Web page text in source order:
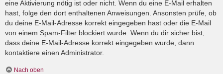
eine Aktivierung nötig ist oder nicht. Wenn du eine E-Mail erhalten
hast, folge den dort enthaltenen Anweisungen. Ansonsten prüfe, ob
du deine E-Mail-Adresse korrekt eingegeben hast oder die E-Mail
von einem Spam-Filter blockiert wurde. Wenn du dir sicher bist,
dass deine E-Mail-Adresse korrekt eingegeben wurde, dann
kontaktiere einen Administrator.
Nach oben